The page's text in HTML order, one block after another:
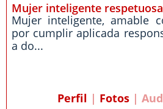
Mujer inteligente
Mujer inteligente, amable
por cumplir aplicada
a do...
Perfil | Fotos|